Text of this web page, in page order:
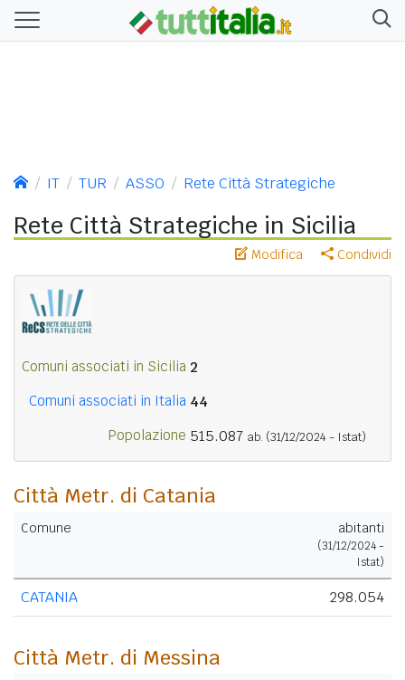
IT TUR ASSO Rete Città Strategiche
Rete Città Strategiche in Sicilia
Modifica Condividi
Comuni associati in Sicilia 2
Comuni associati in Italia 44
Popolazione 515.087 ab. (31/12/2024 - Istat)
Città Metr. di Catania
Comune abitanti
(31/12/2024 -
Istat)
CATANIA 298.054
Città Metr. di Messina